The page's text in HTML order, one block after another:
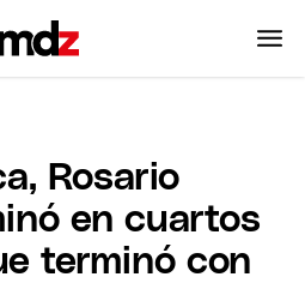
Rosario
en cuartos
terminó con